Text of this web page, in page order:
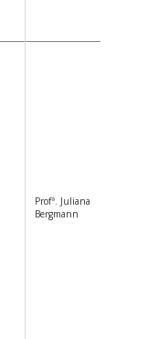
Profª. Juliana
Bergmann